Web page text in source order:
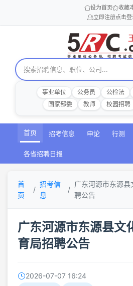
设为首页
收藏
立即注册点击
事业单位 公务员 公检法
国家部委
教师 校园招聘
首页 招考信息 申论 行测
各省招聘日报
首
页
招考信
息
广东河源市东源
聘公告
广东河源市东源县文
育局招聘公告
2026-07-07 16:24